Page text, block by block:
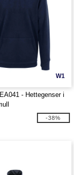
W1
- Hettegenser i
-38%